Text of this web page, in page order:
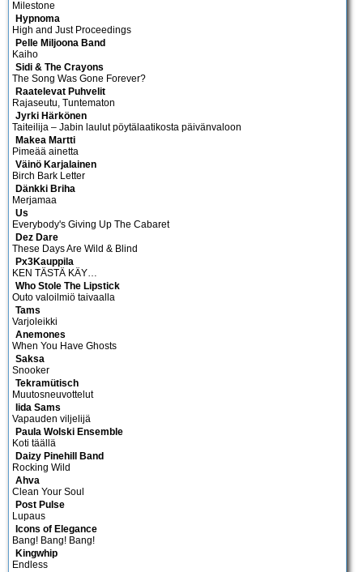
Milestone
Hypnoma
High and Just Proceedings
Pelle Miljoona Band
Kaiho
Sidi & The Crayons
The Song Was Gone Forever?
Raatelevat Puhvelit
Rajaseutu, Tuntematon
Jyrki Härkönen
Taiteilija – Jabin laulut pöytälaatikosta päivänvaloon
Makea Martti
Pimeää ainetta
Väinö Karjalainen
Birch Bark Letter
Dänkki Briha
Merjamaa
Us
Everybody's Giving Up The Cabaret
Dez Dare
These Days Are Wild & Blind
Px3Kauppila
KEN TÄSTÄ KÄY…
Who Stole The Lipstick
Outo valoilmiö taivaalla
Tams
Varjoleikki
Anemones
When You Have Ghosts
Saksa
Snooker
Tekramütisch
Muutosneuvottelut
Iida Sams
Vapauden viljelijä
Paula Wolski Ensemble
Koti täällä
Daizy Pinehill Band
Rocking Wild
Ahva
Clean Your Soul
Post Pulse
Lupaus
Icons of Elegance
Bang! Bang! Bang!
Kingwhip
Endless